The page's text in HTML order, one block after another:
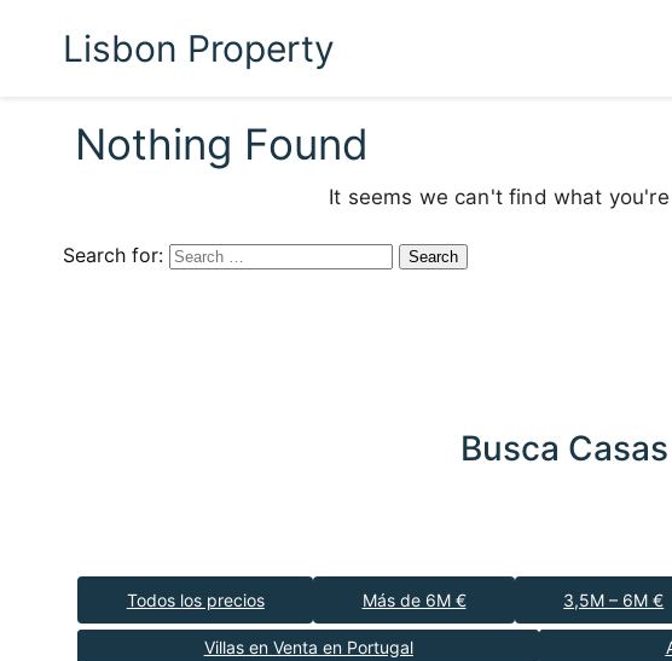
Lisbon Property
Nothing Found
It seems we can't find what
Search for:
Busca
Todos los precios Más de 6M € 3,5M – 6M €
Villas en Venta en Portugal